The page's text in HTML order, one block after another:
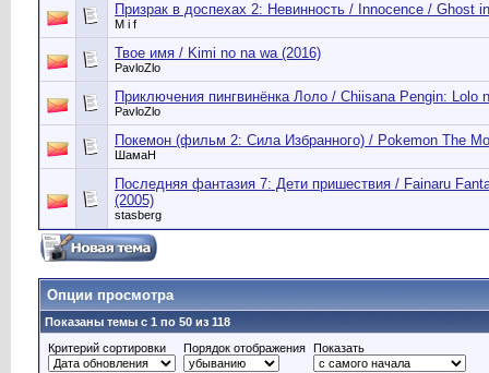
Призрак в доспехах 2: Невинность / Innocence / Ghost
M i f
Твое имя / Kimi no na wa (2016)
PavloZlo
Приключения пингвинёнка Лоло / Chiisana Pengin: Lolo
PavloZlo
Покемон (фильм 2: Сила Избранного) / Pokemon The
ШамаН
Последняя фантазия 7: Дети пришествия / Fainaru
(2005)
stasberg
Опции просмотра
Показаны темы с 1 по 50 из 118
Критерий сортировки
Порядок отображения Показать